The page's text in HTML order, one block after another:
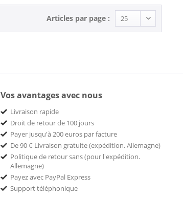
Articles par page :
Vos avantages avec nous
Livraison rapide
Droit de retour de 100 jours
Payer jusqu'à 200 euros par facture
De 90 € Livraison gratuite (expédition. Allemagne)
Politique de retour sans (pour l'expédition.
Allemagne)
Payez avec PayPal Express
Support téléphonique